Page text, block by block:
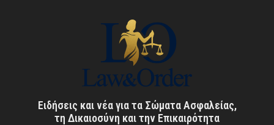
Ειδήσεις και νέα για τα Σώματα Ασφαλείας,
τη Δικαιοσύνη και την Επικαιρότητα